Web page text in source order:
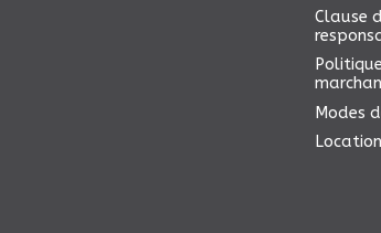
Clause
Modes